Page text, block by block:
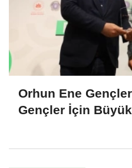
Orhun Ene
Gençler İçin Büyük